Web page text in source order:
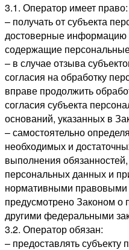
3.1. Оператор имеет право:
– получать от субъекта
достоверные информацию
содержащие
– в случае отзыва
согласия на обработку
вправе продолжить
согласия субъекта
оснований, указанных в
– самостоятельно
необходимых и
выполнения
персональных данных и
нормативными правовыми
предусмотрено Законом о
другими федеральными
3.2. Оператор обязан:
– предоставлять